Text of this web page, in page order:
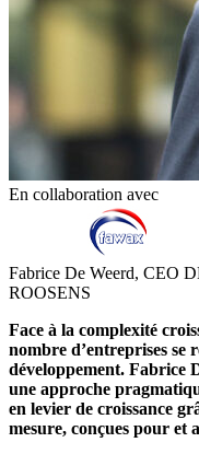
En collaboration avec
Fabrice De Weerd, CEO
ROOSENS
Face à la complexité
nombre d’entreprises se
développement. Fabrice
une approche
en levier de croissance
mesure, conçues pour et